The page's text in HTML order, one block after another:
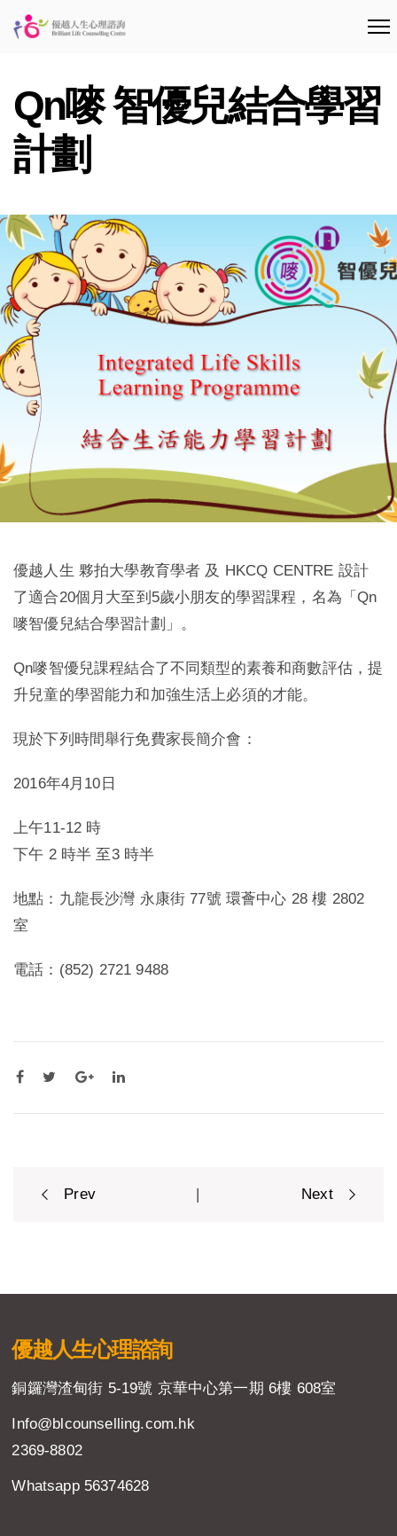
Qn嘜 智優兒結合學習
計劃
優越人生 夥拍大學教育學者 及 HKCQ CENTRE 設計
了適合20個月大至到5歲小朋友的學習課程，名為「Qn
嘜智優兒結合學習計劃」。
Qn嘜智優兒課程結合了不同類型的素養和商數評估，提
升兒童的學習能力和加強生活上必須的才能。
現於下列時間舉行免費家長簡介會：
2016年4月10日
上午11-12 時
下午 2 時半 至3 時半
地點：九龍長沙灣 永康街 77號 環薈中心 28 樓 2802
室
電話：(852) 2721 9488
Post
Prev | Next
優越人生心理諮詢
銅鑼灣渣甸街 5-19號 京華中心第一期 6樓 608室
Info@blcounselling.com.hk
2369-8802
Whatsapp 56374628